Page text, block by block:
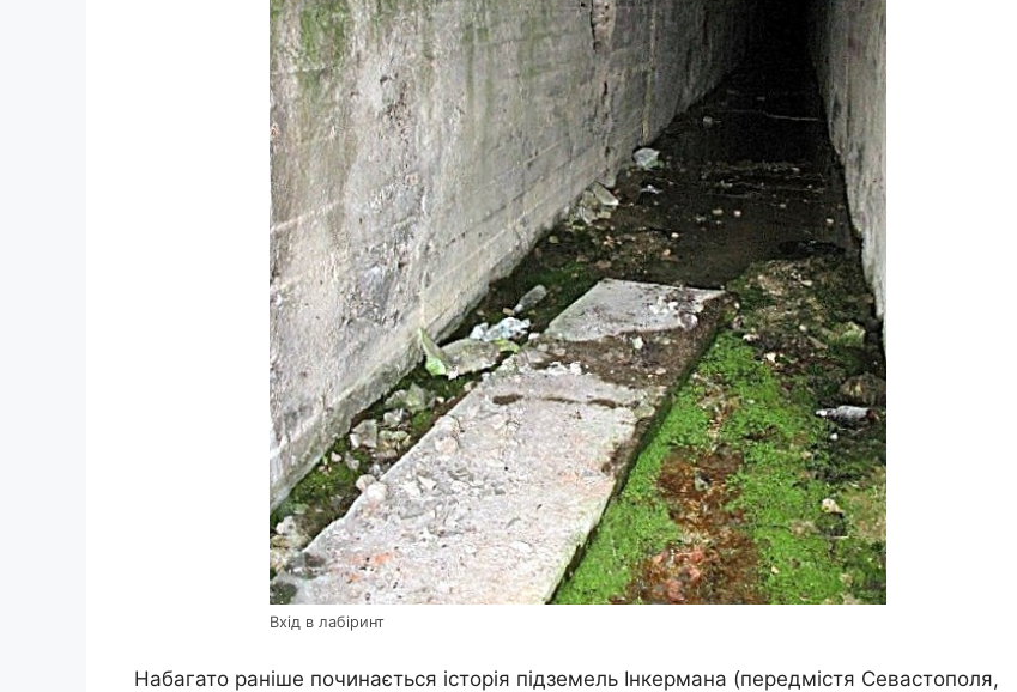
Вхід в лабіринт
Набагато раніше починається історія підземель Інкермана (передмістя Севастополя,